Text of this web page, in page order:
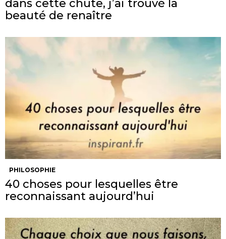
dans cette chute, j’ai trouvé la
beauté de renaître
PHILOSOPHIE
40 choses pour lesquelles être
reconnaissant aujourd’hui